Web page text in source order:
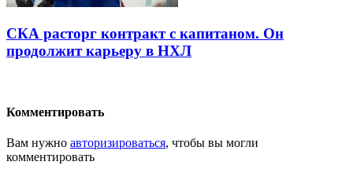
СКА расторг контракт с капитаном. Он
продолжит карьеру в НХЛ
Комментировать
Вам нужно авторизироваться, чтобы вы могли
комментировать